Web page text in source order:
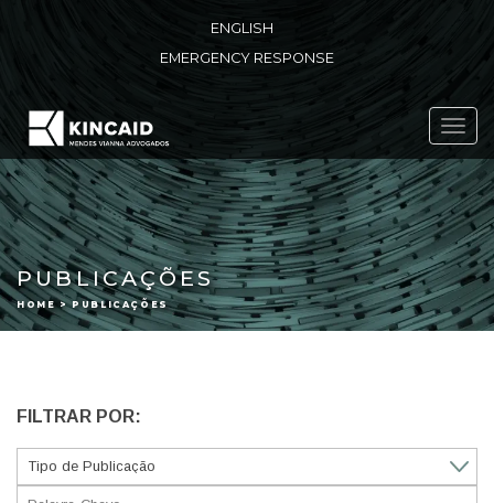
ENGLISH
EMERGENCY RESPONSE
PUBLICAÇÕES
HOME > PUBLICAÇÕES
FILTRAR POR: